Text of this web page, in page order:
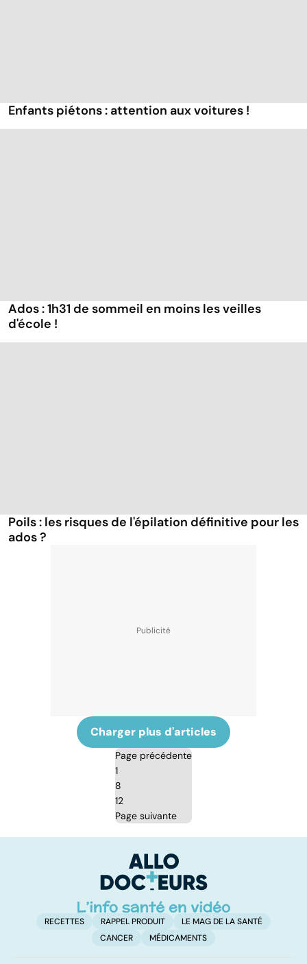
Enfants piétons : attention aux voitures !
Ados : 1h31 de sommeil en moins les veilles
d'école !
Poils : les risques de l'épilation définitive pour les
ados ?
Charger plus d'articles
Page précédente
1
8
12
Page suivante
RECETTES RAPPEL PRODUIT
LE MAG DE LA SANTÉ
CANCER
MÉDICAMENTS